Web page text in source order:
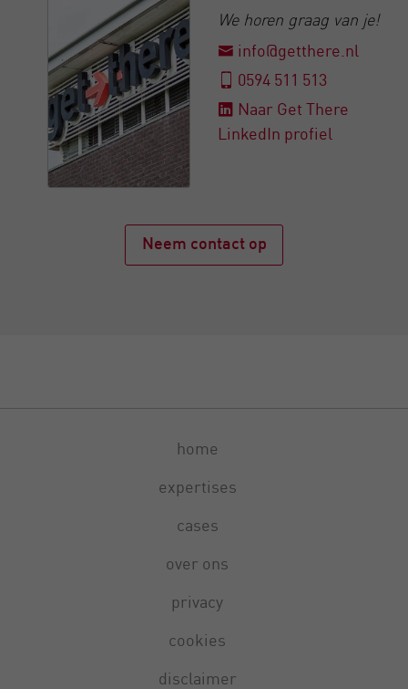
We horen graag van je!
info@getthere.nl
0594 511 513
Naar Get There
LinkedIn profiel
Neem contact op
home
expertises
cases
over ons
privacy
cookies
disclaimer